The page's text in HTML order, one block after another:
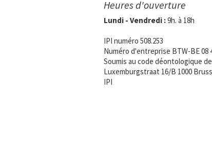
Heures d'ouverture
Lundi - Vendredi :9h. à 18h
IPI numéro 508.253
Numéro d'entreprise BTW-BE 08
Soumis au code déontologique
Luxemburgstraat 16/B 1000
IPI